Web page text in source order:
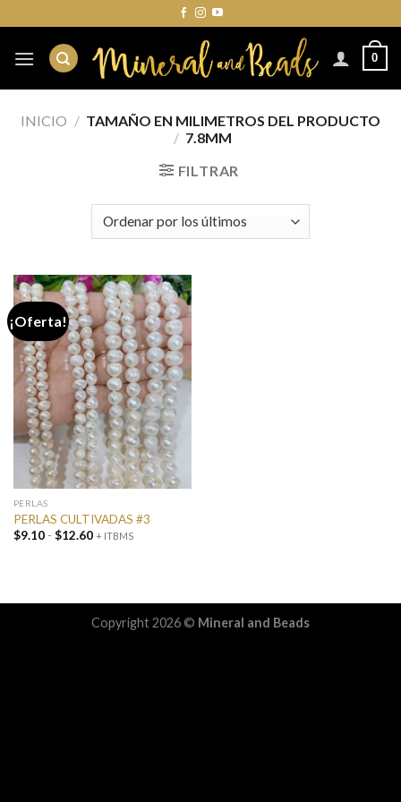
to
content
0
INICIO / TAMAÑO EN MILIMETROS DEL PRODUCTO
/ 7.8MM
FILTRAR
¡Oferta!
PERLAS
PERLAS CULTIVADAS #3
$9.10 - $12.60Rango
$12.60
+ ITBMS
Copyright 2026 © Mineral and Beads